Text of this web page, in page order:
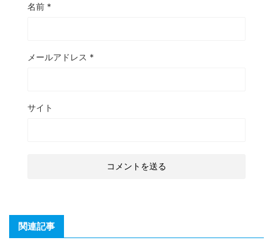
名前 *
メールアドレス *
サイト
関連記事